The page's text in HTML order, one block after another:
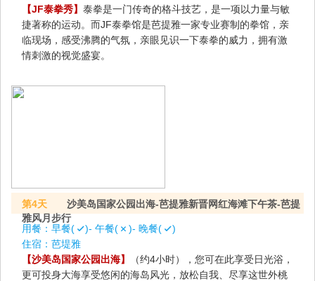
【JF泰拳秀】 泰拳是一门传奇的格斗技艺，是一项以力量与敏
捷著称的运动。而JF泰拳馆是芭提雅一家专业赛制的拳馆，亲
临现场，感受沸腾的气氛，亲眼见识一下泰拳的威力，拥有激
情刺激的视觉盛宴。
第4天 沙美岛国家公园出海-芭提雅新晋网红海滩下午茶-芭提
雅风月步行
用餐： 早餐( )- 午餐( )- 晚餐(
)
住宿： 芭堤雅
【沙美岛国家公园出海】
（约4小时），您可在此享受日光浴，
更可投身大海享受悠闲的海岛风光，放松自我、尽享这世外桃